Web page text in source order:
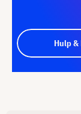
Hulp &